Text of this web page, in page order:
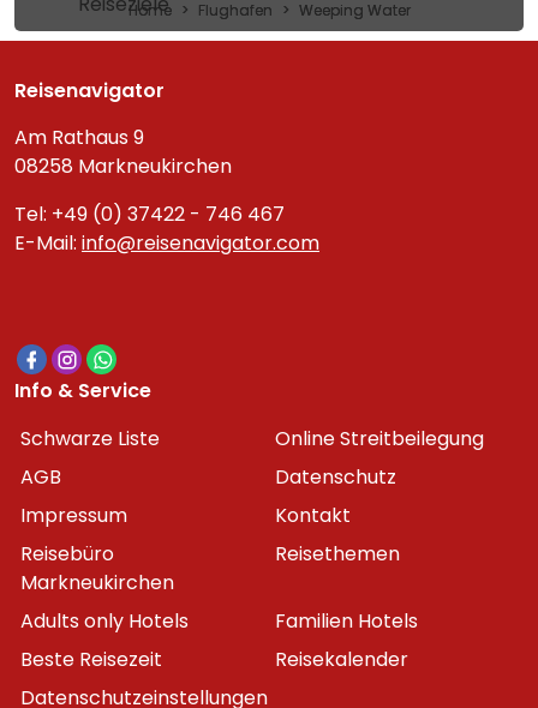
Home Flughafen Weeping Water
Reisenavigator
Am Rathaus 9
08258 Markneukirchen
Tel: +49 (0) 37422 - 746 467
E-Mail: info@reisenavigator.com
Info & Service
Schwarze Liste
Online Streitbeilegung
AGB
Datenschutz
Impressum
Kontakt
Reisebüro
Markneukirchen
Reisethemen
Adults only Hotels
Familien Hotels
Beste Reisezeit
Reisekalender
Datenschutzeinstellungen